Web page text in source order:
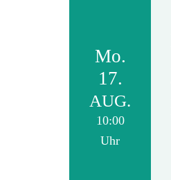
Mo.
17.
AUG.
10:00
Uhr